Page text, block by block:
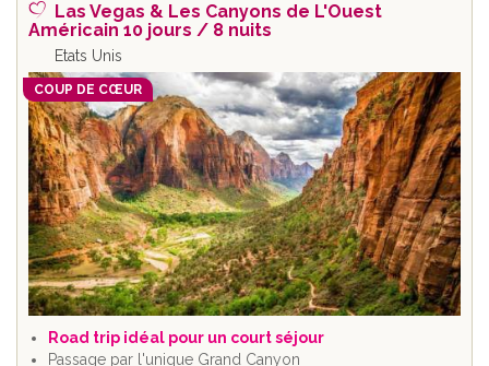
Las Vegas & Les Canyons de L'Ouest
Américain 10 jours / 8 nuits
Etats Unis
COUP DE CŒUR
Road trip idéal pour un court séjour
Passage par l'unique Grand Canyon